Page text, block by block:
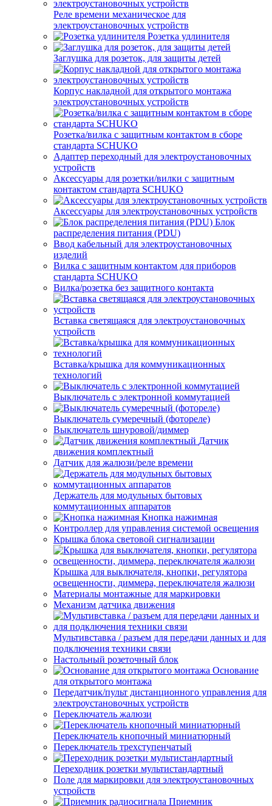
Реле времени механическое для
электроустановочных устройств
Розетка удлинителя
Заглушка для розеток, для защиты детей
Корпус накладной для открытого монтажа
электроустановочных устройств
Розетка/вилка с защитным контактом в сборе
стандарта SCHUKO
Адаптер переходный для электроустановочных
устройств
Аксессуары для розетки/вилки с защитным
контактом стандарта SCHUKO
Аксессуары для электроустановочных устройств
Блок
распределения питания (PDU)
Ввод кабельный для электроустановочных
изделий
Вилка с защитным контактом для приборов
стандарта SCHUKO
Вилка/розетка без защитного контакта
Вставка светящаяся для электроустановочных
устройств
Вставка/крышка для коммуникационных
технологий
Выключатель с электронной коммутацией
Выключатель сумеречный (фотореле)
Выключатель шнуровой/диммер
Датчик
движения комплектный
Датчик для жалюзи/реле времени
Держатель для модульных бытовых
коммутационных аппаратов
Кнопка нажимная
Контроллер для управления системой освещения
Крышка блока световой сигнализации
Крышка для выключателя, кнопки, регулятора
освещенности, диммера, переключателя жалюзи
Материалы монтажные для маркировки
Механизм датчика движения
Мультивставка / разъем для передачи данных и для
подключения техники связи
Настольный розеточный блок
Основание
для открытого монтажа
Передатчик/пульт дистанционного управления для
электроустановочных устройств
Переключатель жалюзи
Переключатель кнопочный миниатюрный
Переключатель трехступенчатый
Переходник розетки мультистандартный
Поле для маркировки для электроустановочных
устройств
Приемник